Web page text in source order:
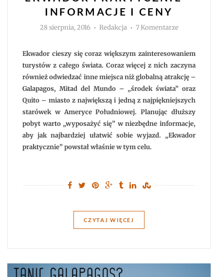
INFORMACJE I CENY
28 sierpnia, 2016 Autor
Redakcja 7 Komentarzedo
informacje
i
ceny
Ekwador cieszy się coraz większym zainteresowaniem
turystów z całego świata. Coraz więcej z nich zaczyna
również odwiedzać inne miejsca niż globalną atrakcję –
Galapagos, Mitad del Mundo – „środek świata” oraz
Quito – miasto z największą i jedną z najpiękniejszych
starówek w Ameryce Południowej. Planując dłuższy
pobyt warto „wyposażyć się” w niezbędne informacje,
aby jak najbardziej ułatwić sobie wyjazd. „Ekwador
praktycznie” powstał właśnie w tym celu.
CZYTAJ WIĘCEJ